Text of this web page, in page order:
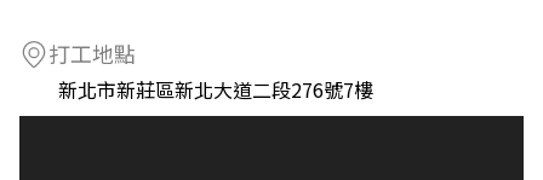
打工地點
新北市新莊區新北大道二段276號7樓